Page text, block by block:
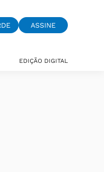
ASSINE
EDIÇÃO DIGITAL